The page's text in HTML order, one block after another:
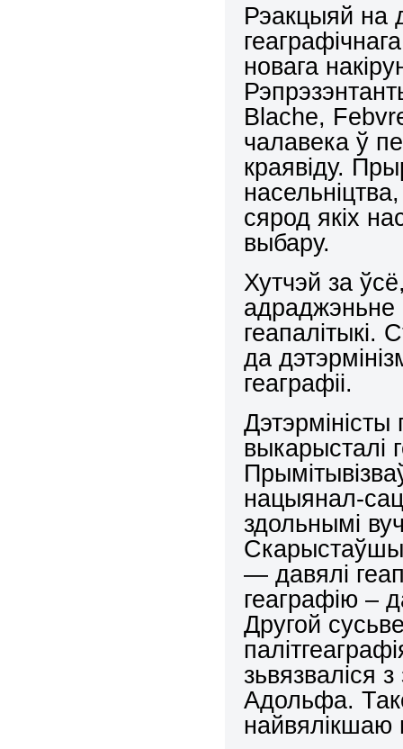
Рэакцыяй на
новага
Blache,
чалавека ў
краявіду.
сярод якіх
выбару.
Хутчэй за
адраджэньне
да
геаграфіі.
выкарысталі
нацыянал-
здольнымі
— давялі
геаграфію –
Другой
зьвязваліся
Адольфа.